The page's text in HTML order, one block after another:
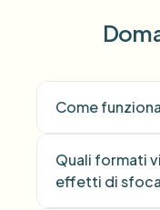
Come
Quali formati
effetti di